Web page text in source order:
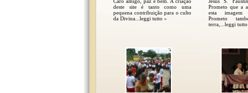
deste site é tanto como uma
pequena contribuição para o culto
da Divina...leggi tutto »
Prometo que a
esta imagem
Prometo
terra,...leggi tutto